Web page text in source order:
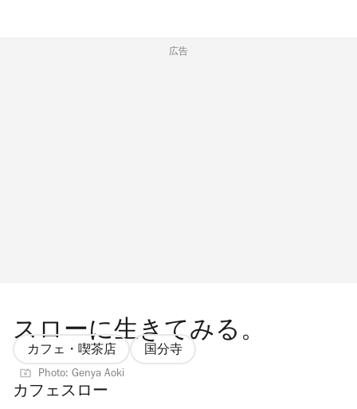
広告
スローに生きてみる。
カフェ・喫茶店 国分寺
Photo: Genya Aoki
カフェスロー